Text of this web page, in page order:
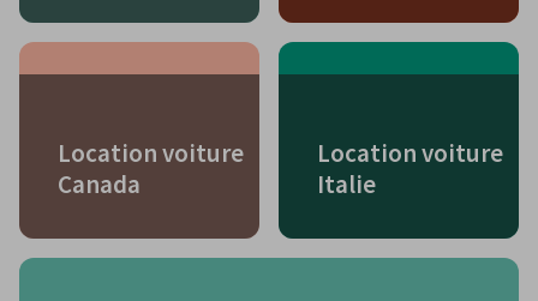
Location voiture
Canada
Location voiture
Italie